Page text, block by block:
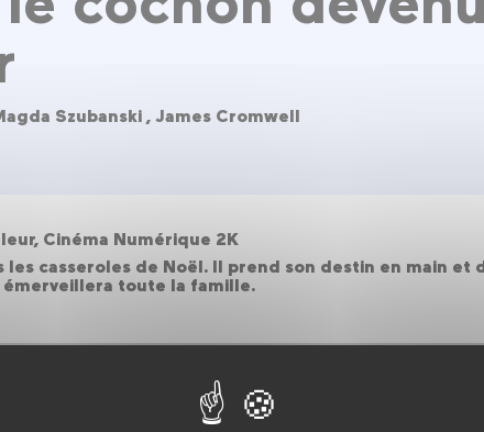
Szubanski ,James Cromwell
Cinéma Numérique 2K
casseroles de Noël. Il prend son destin en main et
toute la famille.